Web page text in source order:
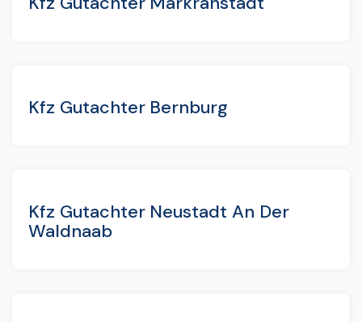
Kfz Gutachter Bernburg
Kfz Gutachter Neustadt An Der
Waldnaab